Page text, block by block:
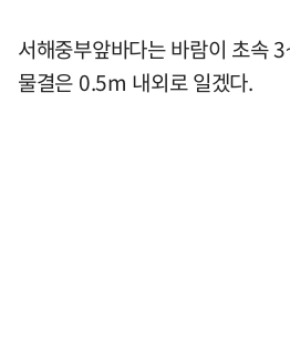
서해중부앞바다는 바람이 초속
물결은 0.5m 내외로 일겠다.